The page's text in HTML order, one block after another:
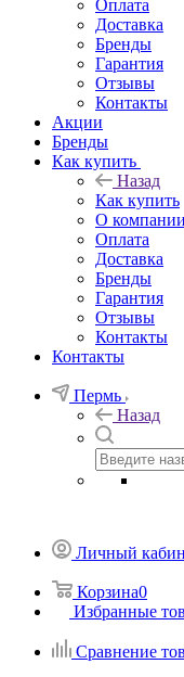
Оплата
Доставка
Бренды
Гарантия
Отзывы
Контакты
Акции
Бренды
Как купить
Назад
Как купить
О компании
Оплата
Доставка
Бренды
Гарантия
Отзывы
Контакты
Контакты
Пермь
Назад
Личный
Корзина0
Избранные
Сравнение